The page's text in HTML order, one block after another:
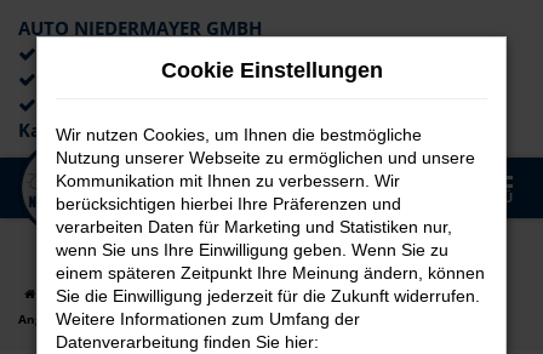
Zum
Hauptinhalt
springen
AUTO NIEDERMAYER GMBH
Lieferung an die Haustür
Kaufabwicklung
MENÜ
Startseite Passau CUPRA
CUPRA für Passau Tageszulassung Top
Angebote
Cookie Einstellungen
Wir nutzen Cookies, um Ihnen die bestmögliche
Nutzung unserer Webseite zu ermöglichen und unsere
Kommunikation mit Ihnen zu verbessern. Wir
berücksichtigen hierbei Ihre Präferenzen und
verarbeiten Daten für Marketing und Statistiken nur,
wenn Sie uns Ihre Einwilligung geben. Wenn Sie zu
einem späteren Zeitpunkt Ihre Meinung ändern, können
Sie die Einwilligung jederzeit für die Zukunft widerrufen.
Weitere Informationen zum Umfang der
Datenverarbeitung finden Sie hier: